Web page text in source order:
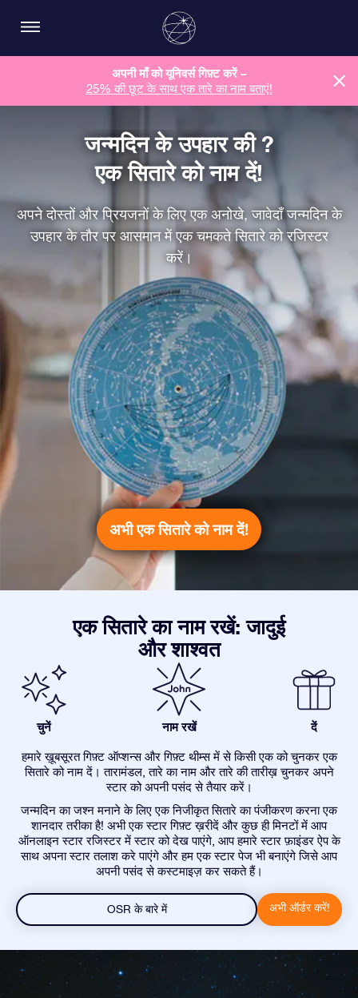
अपनी माँ को यूनिवर्स गिफ़्ट करें –
25% की छूट के साथ एक तारे का नाम बताएं!
जन्मदिन के उपहार की ?
एक सितारे को नाम दें!
अपने दोस्तों और प्रियजनों के लिए एक अनोखे, जावेदाँ जन्मदिन के
उपहार के तौर पर आसमान में एक चमकते सितारे को रजिस्टर
करें।
अभी एक सितारे को नाम दें!
एक सितारे का नाम रखें: जादुई
और शाश्वत
चुनें नाम रखें दें
हमारे ख़ूबसूरत गिफ़्ट ऑप्शन्स और गिफ़्ट थीम्स में से किसी एक को चुनकर एक
सितारे को नाम दें। तारामंडल, तारे का नाम और तारे की तारीख़ चुनकर अपने
स्टार को अपनी पसंद से तैयार करें।
जन्मदिन का जश्न मनाने के लिए एक निजीकृत सितारे का पंजीकरण करना एक
शानदार तरीका है! अभी एक स्टार गिफ़्ट ख़रीदें और कुछ ही मिनटों में आप
ऑनलाइन स्टार रजिस्टर में स्टार को देख पाएंगे, आप हमारे स्टार फ़ाइंडर ऐप के
साथ अपना स्टार तलाश करे पाएंगे और हम एक स्टार पेज भी बनाएंगे जिसे आप
अपनी पसंद से कस्टमाइज़ कर सकते हैं।
OSR के बारे में अभी ऑर्डर करें!